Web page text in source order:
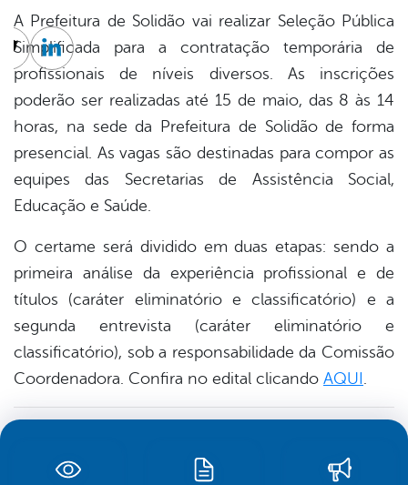
A Prefeitura de Solidão vai realizar Seleção Pública
Simplificada para a contratação temporária de
profissionais de níveis diversos. As inscrições
poderão ser realizadas até 15 de maio, das 8 às 14
horas, na sede da Prefeitura de Solidão de forma
presencial. As vagas são destinadas para compor as
equipes das Secretarias de Assistência Social,
Educação e Saúde.
O certame será dividido em duas etapas: sendo a
primeira análise da experiência profissional e de
títulos (caráter eliminatório e classificatório) e a
segunda entrevista (caráter eliminatório e
classificatório), sob a responsabilidade da Comissão
Coordenadora. Confira no edital clicando AQUI .
Twitter
Linkedin